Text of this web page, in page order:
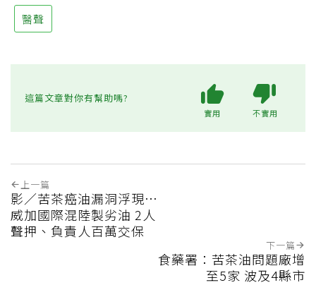
醫聲
這篇文章對你有幫助嗎?
實用 不實用
上一篇
影／苦茶癌油漏洞浮現…
威加國際混陸製劣油 2人
聲押、負責人百萬交保
下一篇
食藥署：苦茶油問題廠增
至5家 波及4縣市